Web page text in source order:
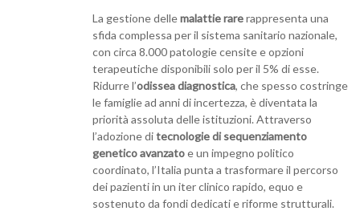
La gestione dellemalattie rarerappresenta una
sfida complessa per il sistema sanitario nazionale,
con circa 8.000 patologie censite e opzioni
terapeutiche disponibili solo per il 5% di esse.
Ridurre l’odissea diagnostica, che spesso costringe
le famiglie ad anni di incertezza, è diventata la
priorità assoluta delle istituzioni. Attraverso
l’adozione ditecnologie di sequenziamento
genetico avanzatoe un impegno politico
coordinato, l’Italia punta a trasformare il percorso
dei pazienti in un iter clinico rapido, equo e
sostenuto da fondi dedicati e riforme strutturali.